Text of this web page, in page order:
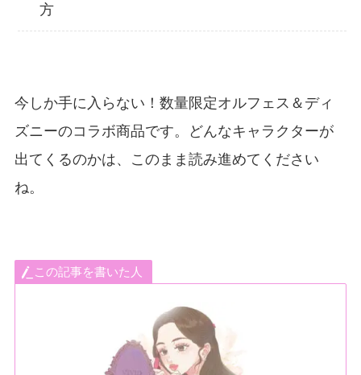
方
今しか手に入らない！数量限定オルフェス＆ディ
ズニーのコラボ商品です。どんなキャラクターが
出てくるのかは、このまま読み進めてください
ね。
この記事を書いた人